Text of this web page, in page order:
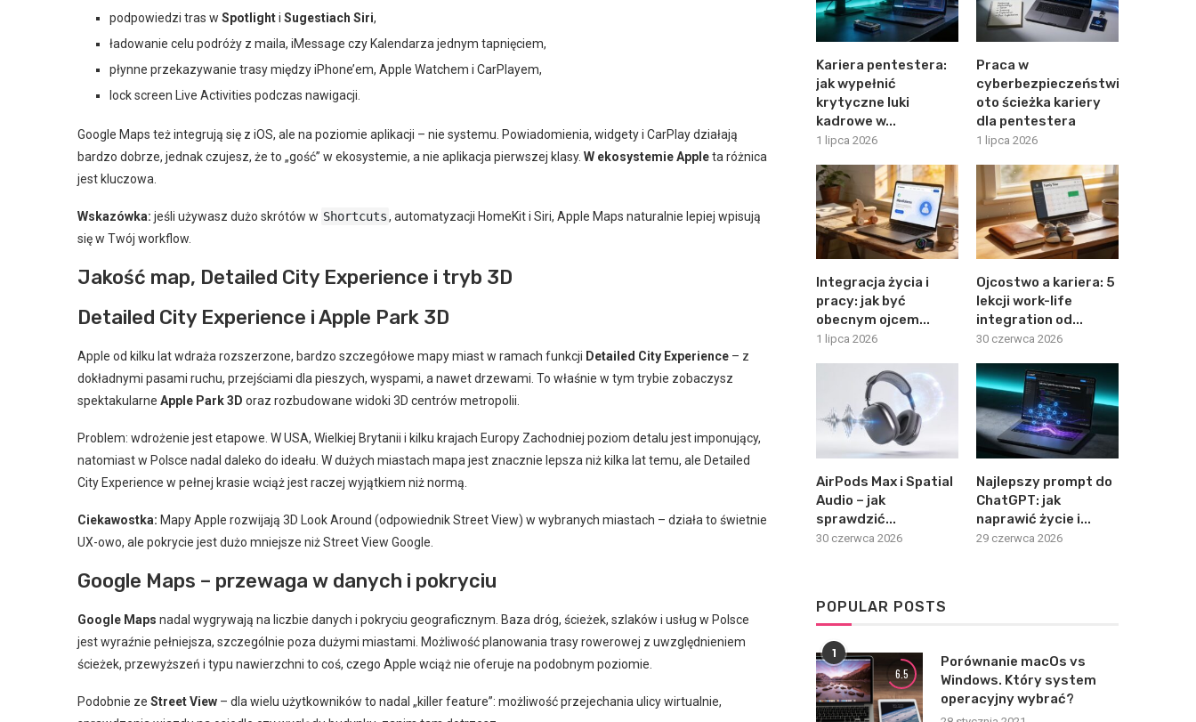
podpowiedzi tras w Spotlighti Sugestiach Siri,
ładowanie celu podróży z maila, iMessage czy Kalendarza jednym tapnięciem,
płynne przekazywanie trasy między iPhone’em, Apple Watchem i CarPlayem,
lock screen Live Activities podczas nawigacji.
Google Maps też integrują się z iOS, ale na poziomie aplikacji – nie systemu. Powiadomienia, widgety i CarPlay działają
bardzo dobrze, jednak czujesz, że to „gość” w ekosystemie, a nie aplikacja pierwszej klasy. W ekosystemie Appleta różnica
jest kluczowa.
Wskazówka: jeśli używasz dużo skrótów w Shortcuts, automatyzacji HomeKit i Siri, Apple Maps naturalnie lepiej wpisują
się w Twój workflow.
Jakość map, Detailed City Experience i tryb 3D
Detailed City Experience i Apple Park 3D
Apple od kilku lat wdraża rozszerzone, bardzo szczegółowe mapy miast w ramach funkcji Detailed City Experience – z
dokładnymi pasami ruchu, przejściami dla pieszych, wyspami, a nawet drzewami. To właśnie w tym trybie zobaczysz
spektakularne Apple Park 3D oraz rozbudowane widoki 3D centrów metropolii.
Problem: wdrożenie jest etapowe. W USA, Wielkiej Brytanii i kilku krajach Europy Zachodniej poziom detalu jest imponujący,
natomiast w Polsce nadal daleko do ideału. W dużych miastach mapa jest znacznie lepsza niż kilka lat temu, ale Detailed
City Experience w pełnej krasie wciąż jest raczej wyjątkiem niż normą.
Ciekawostka: Mapy Apple rozwijają 3D Look Around (odpowiednik Street View) w wybranych miastach – działa to świetnie
UX-owo, ale pokrycie jest dużo mniejsze niż Street View Google.
Google Maps – przewaga w danych i pokryciu
Google Maps nadal wygrywają na liczbie danych i pokryciu geograficznym. Baza dróg, ścieżek, szlaków i usług w Polsce
jest wyraźnie pełniejsza, szczególnie poza dużymi miastami. Możliwość planowania trasy rowerowej z uwzględnieniem
ścieżek, przewyższeń i typu nawierzchni to coś, czego Apple wciąż nie oferuje na podobnym poziomie.
Podobnie ze Street View – dla wielu użytkowników to nadal „killer feature”: możliwość przejechania ulicy wirtualnie,
Kariera pentestera:
jak wypełnić
krytyczne luki
kadrowe w...
1 lipca 2026
Praca w
cyberbezpieczeństwie:
oto ścieżka kariery
dla pentestera
1 lipca 2026
Integracja życia i
pracy: jak być
obecnym ojcem...
1 lipca 2026
Ojcostwo a kariera: 5
lekcji work-life
integration od...
30 czerwca 2026
AirPods Max i Spatial
Audio – jak
sprawdzić...
30 czerwca 2026
Najlepszy prompt do
ChatGPT: jak
naprawić życie i...
29 czerwca 2026
POPULAR POSTS
1
6.5
Porównanie macOs vs
Windows. Który system
operacyjny wybrać?